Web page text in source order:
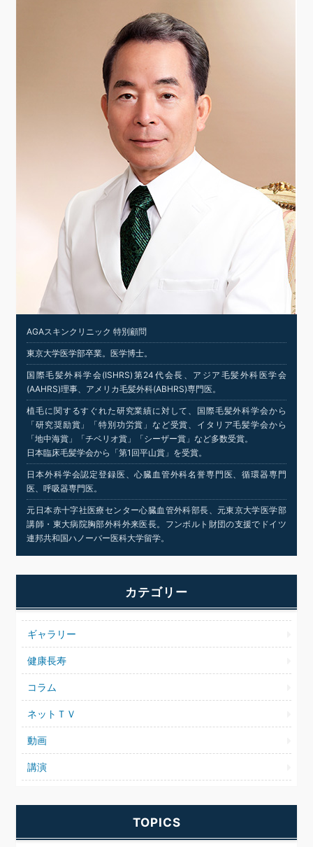
AGAスキンクリニック 特別顧問
東京大学医学部卒業。医学博士。
国際毛髪外科学会(ISHRS)第24代会長、アジア毛髪外科医学会
(AAHRS)理事、アメリカ毛髪外科(ABHRS)専門医。
植毛に関するすぐれた研究業績に対して、国際毛髪外科学会から
「研究奨励賞」「特別功労賞」など受賞、イタリア毛髪学会から
「地中海賞」「チベリオ賞」「シーザー賞」など多数受賞。
日本臨床毛髪学会から「第1回平山賞」を受賞。
日本外科学会認定登録医、心臓血管外科名誉専門医、循環器専門
医、呼吸器専門医。
元日本赤十字社医療センター心臓血管外科部長、元東京大学医学部
講師・東大病院胸部外科外来医長。フンボルト財団の支援でドイツ
連邦共和国ハノーバー医科大学留学。
カテゴリー
ギャラリー
健康長寿
コラム
ネットＴＶ
動画
講演
TOPICS